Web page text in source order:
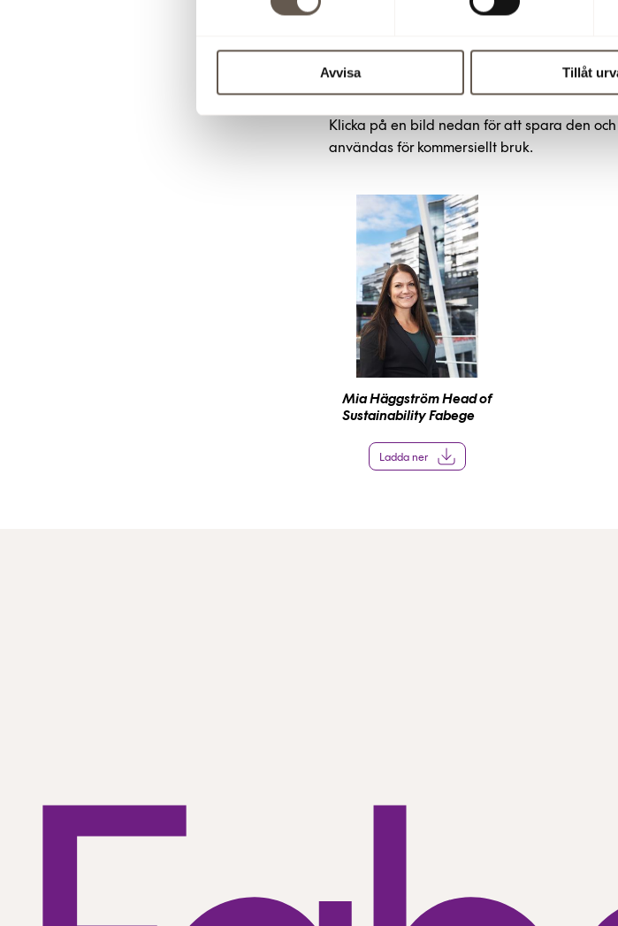
Avvisa Tillåt
Bilder
Klicka på en bild nedan för att spara den
användas för kommersiellt bruk.
Mia Häggström Head of
Sustainability Fabege
Ladda ner